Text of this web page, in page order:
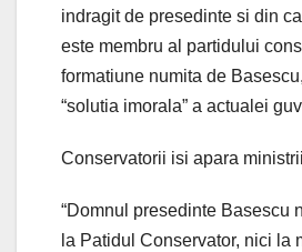
indragit de presedinte si din
este membru al partidului
formatiune numita de
“solutia imorala” a actualei
Conservatorii isi apara ministrii
“Domnul presedinte Basescu
la Patidul Conservator, nici la